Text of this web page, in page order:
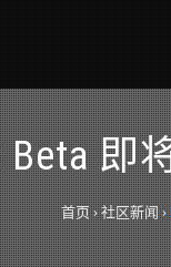
Beta
首页›社区新闻›